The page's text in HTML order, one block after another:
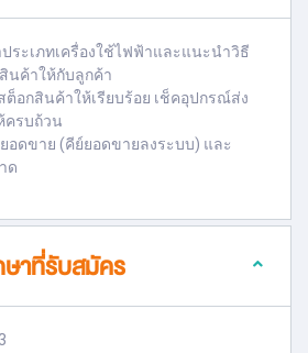
ระเภทเครื่องใช้ไฟฟ้าและแนะนำวิธี
นค้าให้กับลูกค้า
อกสินค้าให้เรียบร้อย เช็คอุปกรณ์ส่ง
ครบถ้วน
อดขาย (คีย์ยอดขายลงระบบ) และ
ด
าที่รับสมัคร